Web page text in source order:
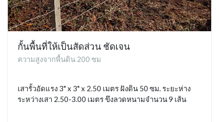
กั้นพื้นที่ให้เป็นสัดส่วน ชัดเจน
ความสูงจากพื้นดิน 200 ซม
เสารั้วอัดแรง 3" x 3" x 2.50 เมตร ฝังดิน 50 ซม. ระยะห่าง
ระหว่างเสา 2.50-3.00 เมตร ขึงลวดหนามจำนวน 9 เส้น